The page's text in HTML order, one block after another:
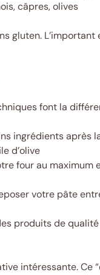
câpres, olives
gluten.
font la
ingrédients après
d’olive
four au maximum
votre pâte
produits de
intéressante. Ce